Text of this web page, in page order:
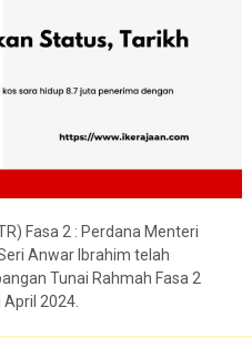
Fasa 2 : Perdana Menteri
Anwar Ibrahim telah
Tunai Rahmah Fasa 2
2024.